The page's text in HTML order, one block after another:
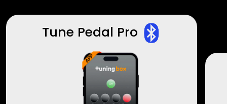
Tune Pedal Pro